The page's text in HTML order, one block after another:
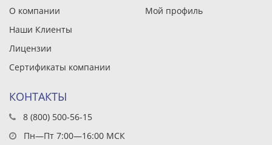
О компании
Наши Клиенты
Лицензии
Сертификаты компании
Мой профиль
КОНТАКТЫ
8 (800) 500-56-15
Пн—Пт 7:00—16:00 МСК